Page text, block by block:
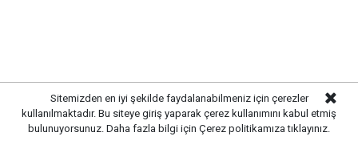
tarafından denetim ve kontrol çalışmaları
yoğunlaştırıldı.
Sitemizden en iyi şekilde faydalanabilmeniz için çerezler
kullanılmaktadır. Bu siteye giriş yaparak çerez kullanımını kabul etmiş
bulunuyorsunuz. Daha fazla bilgi için Çerez politikamıza tıklayınız.